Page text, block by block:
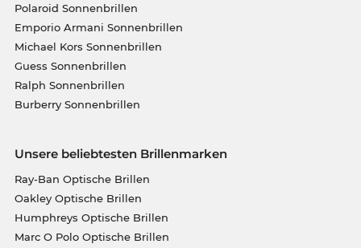
Polaroid Sonnenbrillen
Emporio Armani Sonnenbrillen
Michael Kors Sonnenbrillen
Guess Sonnenbrillen
Ralph Sonnenbrillen
Burberry Sonnenbrillen
Unsere beliebtesten Brillenmarken
Ray-Ban Optische Brillen
Oakley Optische Brillen
Humphreys Optische Brillen
Marc O Polo Optische Brillen